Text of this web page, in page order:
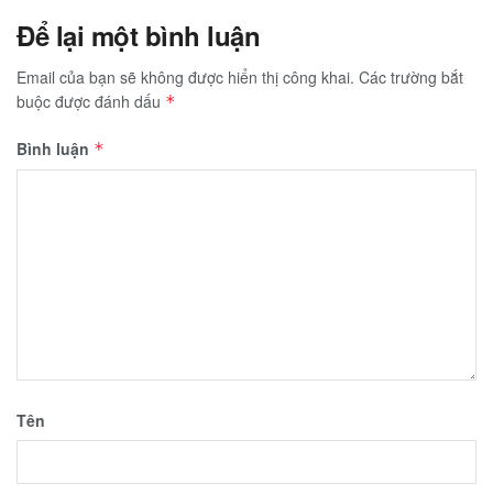
Để lại một bình luận
Email của bạn sẽ không được hiển thị công khai. Các trường bắt
buộc được đánh dấu *
Bình luận *
Tên